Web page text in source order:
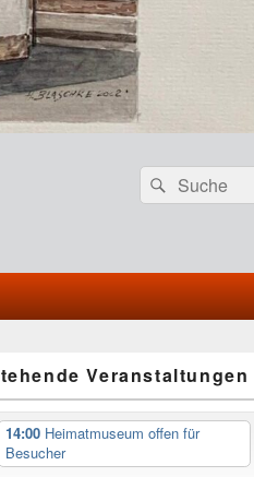
Header
Right
Search
for:
Search
Veranstaltungen
14:00 Heimatmuseum offen für
Besucher